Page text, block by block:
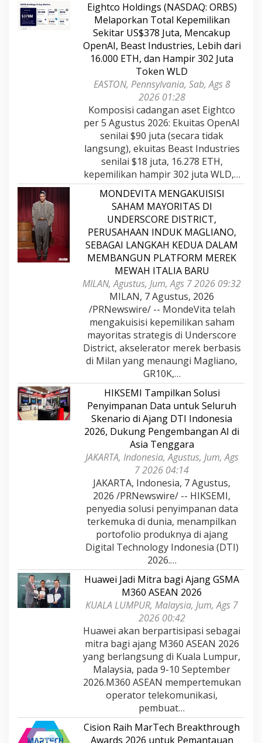
Eightco Holdings (NASDAQ: ORBS)
Melaporkan Total Kepemilikan
Sekitar US$378 Juta, Mencakup
OpenAI, Beast Industries, Lebih dari
16.000 ETH, dan Hampir 302 Juta
Token WLD
EASTON, Pennsylvania, Sab, Ags 8
2026 01:28
Komposisi cadangan aset Eightco
per 5 Agustus 2026: Ekuitas OpenAI
senilai $90 juta (secara tidak
langsung), ekuitas Beast Industries
senilai $18 juta, 16.278 ETH,
kepemilikan hampir 302 juta WLD,…
MONDEVITA MENGAKUISISI
SAHAM MAYORITAS DI
UNDERSCORE DISTRICT,
PERUSAHAAN INDUK MAGLIANO,
SEBAGAI LANGKAH KEDUA DALAM
MEMBANGUN PLATFORM MEREK
MEWAH ITALIA BARU
MILAN, Agustus, Jum, Ags 7 2026 09:32
MILAN, 7 Agustus, 2026
/PRNewswire/ -- MondeVita telah
mengakuisisi kepemilikan saham
mayoritas strategis di Underscore
District, akselerator merek berbasis
di Milan yang menaungi Magliano,
GR10K,…
HIKSEMI Tampilkan Solusi
Penyimpanan Data untuk Seluruh
Skenario di Ajang DTI Indonesia
2026, Dukung Pengembangan AI di
Asia Tenggara
JAKARTA, Indonesia, Agustus, Jum, Ags
7 2026 04:14
JAKARTA, Indonesia, 7 Agustus,
2026 /PRNewswire/ -- HIKSEMI,
penyedia solusi penyimpanan data
terkemuka di dunia, menampilkan
portofolio produknya di ajang
Digital Technology Indonesia (DTI)
2026.…
Huawei Jadi Mitra bagi Ajang GSMA
M360 ASEAN 2026
KUALA LUMPUR, Malaysia, Jum, Ags 7
2026 00:42
Huawei akan berpartisipasi sebagai
mitra bagi ajang M360 ASEAN 2026
yang berlangsung di Kuala Lumpur,
Malaysia, pada 9-10 September
2026.M360 ASEAN mempertemukan
operator telekomunikasi,
pembuat…
Cision Raih MarTech Breakthrough
Awards 2026 untuk Pemantauan